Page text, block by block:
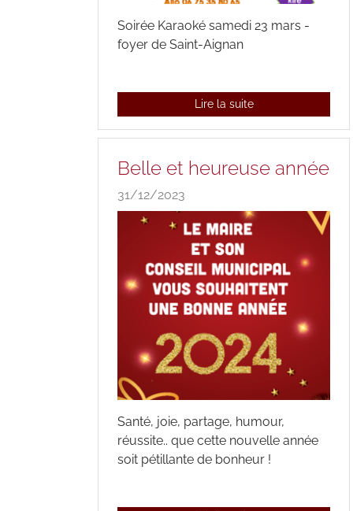
Soirée Karaoké samedi 23 mars -
foyer de Saint-Aignan
Lire la suite
Belle et heureuse année
31/12/2023
Santé, joie, partage, humour,
réussite.. que cette nouvelle année
soit pétillante de bonheur !